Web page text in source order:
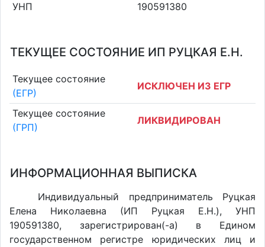
УНП
190591380
ТЕКУЩЕЕ СОСТОЯНИЕ ИП РУЦКАЯ Е.Н.
Текущее состояние
(ЕГР)
ИСКЛЮЧЕН ИЗ ЕГР
Текущее состояние
(ГРП)
ЛИКВИДИРОВАН
ИНФОРМАЦИОННАЯ ВЫПИСКА
Индивидуальный предприниматель Руцкая
Елена Николаевна (ИП Руцкая Е.Н.), УНП
190591380, зарегистрирован(-а) в Едином
государственном регистре юридических лиц и